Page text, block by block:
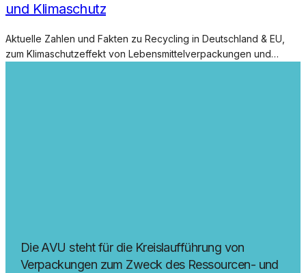
und Klimaschutz
Aktuelle Zahlen und Fakten zu Recycling in Deutschland & EU,
zum Klimaschutzeffekt von Lebensmittelverpackungen und…
Die AVU steht für die Kreislaufführung von
Verpackungen zum Zweck des Ressourcen- und